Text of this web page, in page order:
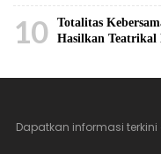
10
Totalitas
Hasilkan Teatrikal
Dapatkan informasi